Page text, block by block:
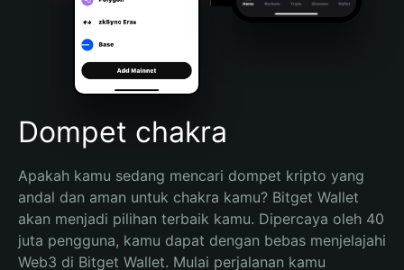
Português (Brasil)
Español (Argentina)
Dompet chakra
Apakah kamu sedang mencari dompet kripto yang
andal dan aman untuk chakra kamu? Bitget Wallet
akan menjadi pilihan terbaik kamu. Dipercaya oleh 40
juta pengguna, kamu dapat dengan bebas menjelajahi
Web3 di Bitget Wallet. Mulai perjalanan kamu